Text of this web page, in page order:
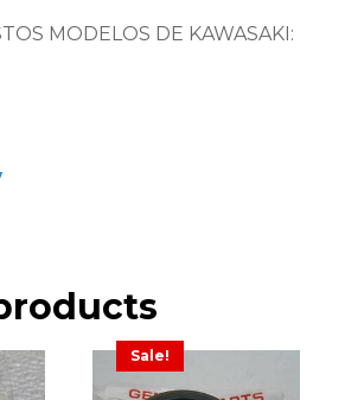
MODELOS DE KAWASAKI:
Sale!